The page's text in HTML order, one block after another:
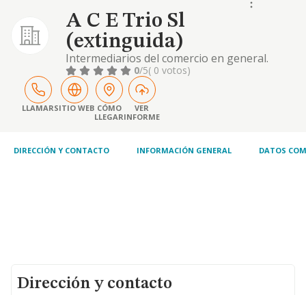
A C E Trio Sl
(extinguida)
Intermediarios del comercio en general.
0/5( 0 votos)
LLAMARSITIO WEB CÓMO
LLEGAR
VER
INFORME
DIRECCIÓN Y CONTACTO INFORMACIÓN GENERAL DATOS
Dirección y contacto